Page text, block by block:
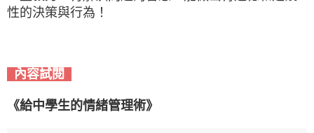
性的決策與行為！
內容試閱
《給中學生的情緒管理術》